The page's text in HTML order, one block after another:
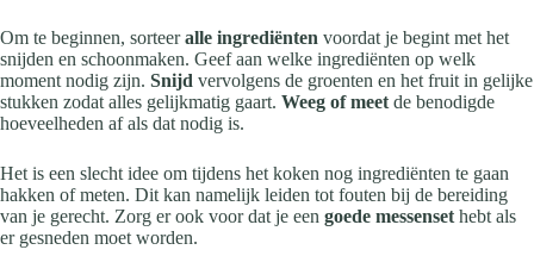
Om te beginnen, sorteeralle ingrediënten voordat je begint met het
snijden en schoonmaken. Geef aan welke ingrediënten op welk
moment nodig zijn. Snijd vervolgens de groenten en het fruit in gelijke
stukken zodat alles gelijkmatig gaart. Weeg of meet de benodigde
hoeveelheden af als dat nodig is.
Het is een slecht idee om tijdens het koken nog ingrediënten te gaan
hakken of meten. Dit kan namelijk leiden tot fouten bij de bereiding
van je gerecht. Zorg er ook voor dat je een goede messenset hebt als
er gesneden moet worden.